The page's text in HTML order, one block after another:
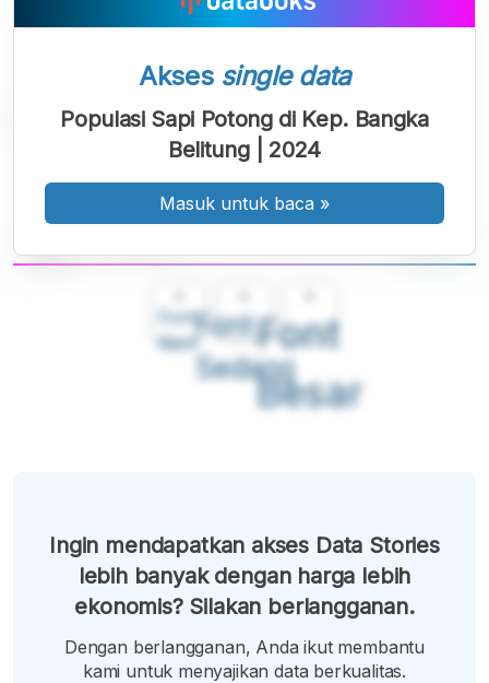
Font
Kecil
Font
Sedang
Font
Besar
Akses single data
Populasi Sapi Potong di Kep. Bangka
Belitung | 2024
Masuk untuk baca »
Ingin mendapatkan akses Data Stories
lebih banyak dengan harga lebih
ekonomis? Silakan berlangganan.
Dengan berlangganan, Anda ikut membantu
kami untuk menyajikan data berkualitas.